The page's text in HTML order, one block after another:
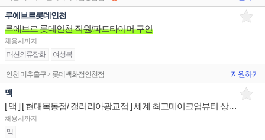
루에브르롯데인천
루에브르 롯데인천 직원/파트타이머 구인
채용시까지
패션의류잡화 여성복
인천 미추홀구 > 롯데백화점인천점 지원하기
맥
[ 맥 ] [ 현대목동점/ 갤러리아광교점 ] 세계 최고메이크업뷰티 상품/진열/지원 매장판매사원
채용시까지
맥